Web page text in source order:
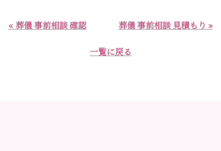
« 葬儀 事前相談 確認 葬儀 事前相談 見積もり »
一覧に戻る